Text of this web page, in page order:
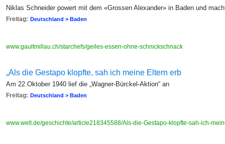
Niklas Schneider powert mit dem «Grossen Alexander» in Baden und
Freitag: Deutschland > Baden
www.gaultmillau.ch/starchefs/geiles-essen-ohne-schnickschnack
„Als die Gestapo klopfte, sah ich meine Eltern erb
Am 22 Oktober 1940 lief die „Wagner-Bürckel-Aktion“ an
Freitag: Deutschland > Baden
www.welt.de/geschichte/article218345588/Als-die-Gestapo-klopfte-sah-ich-